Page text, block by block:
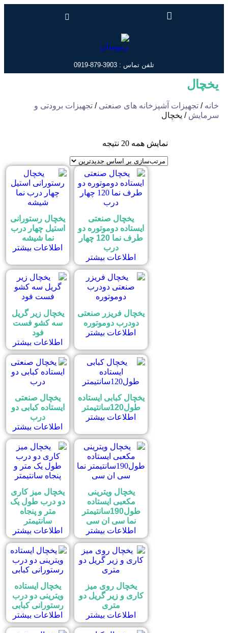
تلفن تماس : 3903-879-0919
یخچال
خانه / تجهیزات آشپزخانه های صنعتی / تجهیزات برودتی و
سرمایش / یخچال
نمایش همه 20 نتیجه
یخچال صنعتی
ایستاده دوموتوره دو
طرف نما 120 چهار
درب
اطلاعات بیشتر
یخچال رستورانی
استیل چهار درب
نما شیشه
اطلاعات بیشتر
یخچال فریزر صنعتی
دودرب دوموتوره
اطلاعات بیشتر
یخچال زیر گریل
سه کشو فست
فود
اطلاعات بیشتر
یخچال کبابی ایستاده
طول120سانتیمتر
اطلاعات بیشتر
یخچال صنعتی
ایستاده کبابی دو
درب
اطلاعات بیشتر
یخچال ویترینی
مکعبی ایستاده
طول190سانتیمتر
نما سی ان سی
اطلاعات بیشتر
یخچال میز کاری
دو درب طول یک
متر و پنجاه
سانتیمتر
اطلاعات بیشتر
یخچال روی میز
کاری و زیر گریل دو
متری
اطلاعات بیشتر
یخچال ایستاده
ویترینی دو درب
رستورانی کبابی
اطلاعات بیشتر